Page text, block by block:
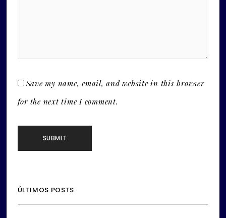
Save my name, email, and website in this browser
for the next time I comment.
ÚLTIMOS POSTS